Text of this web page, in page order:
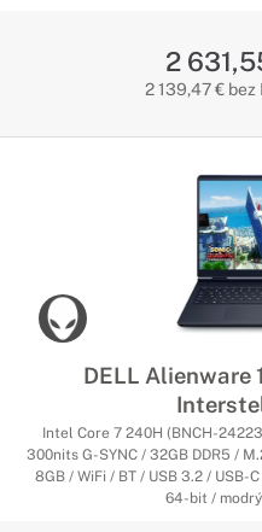
2
2 139,47 € bez
DELL Alienware
Intel Core 7 240H (BNCH-
300nits G-SYNC / 32GB DDR5 /
8GB / WiFi / BT / USB 3.2 / USB-
64-bit /